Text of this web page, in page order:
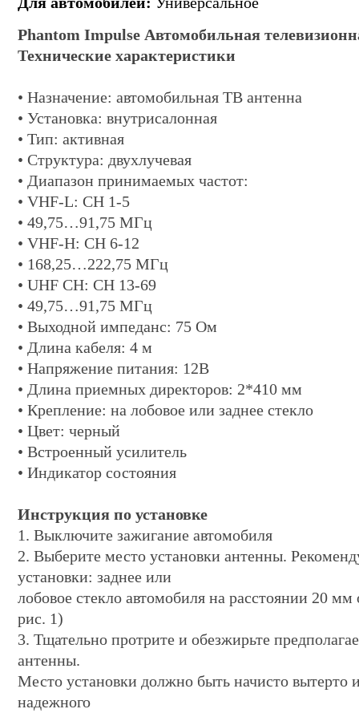
Phantom Impulse Автомобильная
Технические характеристики
• Назначение: автомобильная ТВ антенна
• Установка: внутрисалонная
• Тип: активная
• Структура: двухлучевая
• Диапазон принимаемых частот:
• VHF-L: CH 1-5
• 49,75…91,75 МГц
• VHF-H: CH 6-12
• 168,25…222,75 МГц
• UHF CH: CH 13-69
• 49,75…91,75 МГц
• Выходной импеданс: 75 Ом
• Длина кабеля: 4 м
• Напряжение питания: 12В
• Длина приемных директоров: 2*410 мм
• Крепление: на лобовое или заднее стекло
• Цвет: черный
• Встроенный усилитель
• Индикатор состояния
Инструкция по установке
1. Выключите зажигание автомобиля
2. Выберите место установки антенны.
установки: заднее или
лобовое стекло автомобиля на расстоянии 20 мм
рис. 1)
3. Тщательно протрите и обезжирьте
антенны.
Место установки должно быть начисто вытерто
надежного